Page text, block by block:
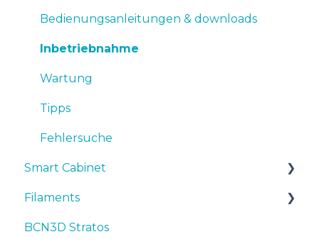
Inbetriebnahme
Wartung
Tipps
Fehlersuche
Bedienungsanleitungen & downloads
Inbetriebnahme
Wartung
Tipps
Fehlersuche
Smart Cabinet
Manuals & Downloads
First steps
Filaments
Tipps
BCN3D Stratos